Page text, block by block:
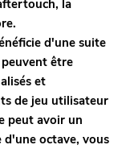
la
d'une suite
être
et
de jeu utilisateur
peut avoir un
d'une octave, vous